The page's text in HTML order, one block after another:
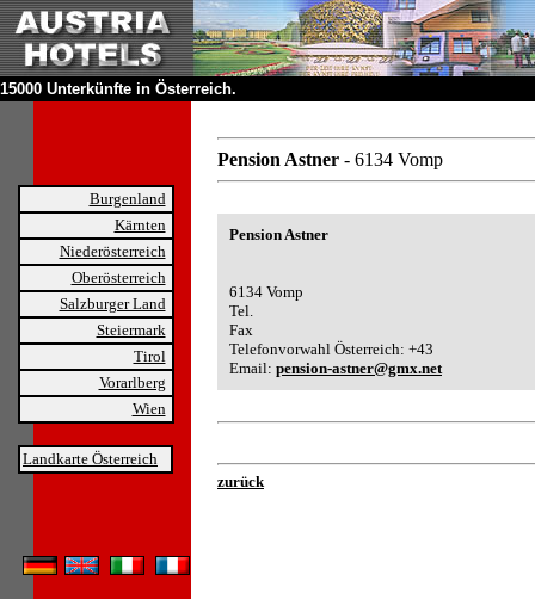
15000 Unterkünfte in Österreich.
Burgenland
Kärnten
Niederösterreich
Oberösterreich
Salzburger Land
Steiermark
Tirol
Vorarlberg
Wien
Landkarte Österreich
Pension Astner - 6134 Vomp
Pension Astner
6134 Vomp
Tel.
Fax
Telefonvorwahl Österreich: +43
Email: pension-astner@gmx.net
zurück